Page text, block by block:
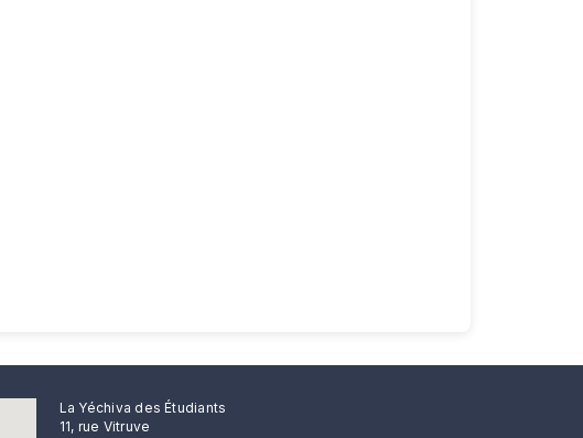
La Yéchiva des Étudiants
11, rue Vitruve